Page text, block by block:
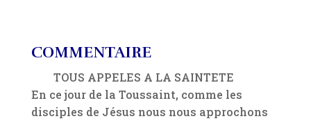
COMMENTAIRE
TOUS APPELES A LA SAINTETE
En ce jour de la Toussaint, comme les
disciples de Jésus nous nous approchons